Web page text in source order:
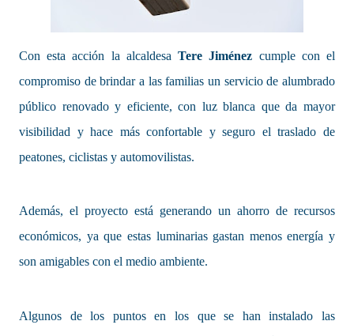
Con esta acción la alcaldesaTere Jiménez cumple con el
compromiso de brindar a las familias un servicio de alumbrado
público renovado y eficiente, con luz blanca que da mayor
visibilidad y hace más confortable y seguro el traslado de
peatones, ciclistas y automovilistas.
Además, el proyecto está generando un ahorro de recursos
económicos, ya que estas luminarias gastan menos energía y
son amigables con el medio ambiente.
Algunos de los puntos en los que se han instalado las